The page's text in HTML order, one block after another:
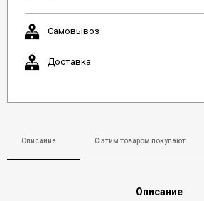
Самовывоз
Доставка
Описание С этим товаром покупают
Описание